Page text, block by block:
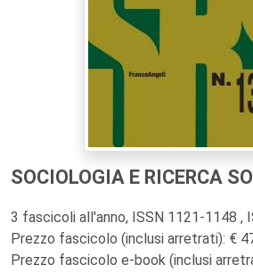
SOCIOLOGIA E RICERCA
3 fascicoli all'anno, ISSN 1121-1148 ,
Prezzo fascicolo (inclusi arretrati): €
Prezzo fascicolo e-book (inclusi